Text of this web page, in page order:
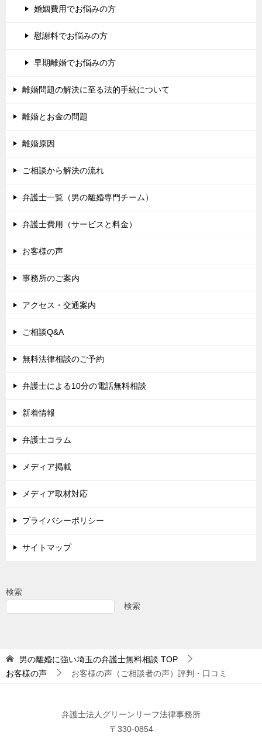
婚姻費用でお悩みの方
慰謝料でお悩みの方
早期離婚でお悩みの方
離婚問題の解決に至る法的手続について
離婚とお金の問題
離婚原因
ご相談から解決の流れ
弁護士一覧（男の離婚専門チーム）
弁護士費用（サービスと料金）
お客様の声
事務所のご案内
アクセス・交通案内
ご相談Q&A
無料法律相談のご予約
弁護士による10分の電話無料相談
新着情報
弁護士コラム
メディア掲載
メディア取材対応
プライバシーポリシー
サイトマップ
検索
検索
男の離婚に強い埼玉の弁護士無料相談 TOP
お客様の声
お客様の声（ご相談者の声）評判・口コミ
弁護士法人グリーンリーフ法律事務所
〒330-0854